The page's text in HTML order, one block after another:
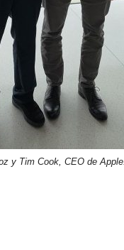
y Tim Cook, CEO de Apple.